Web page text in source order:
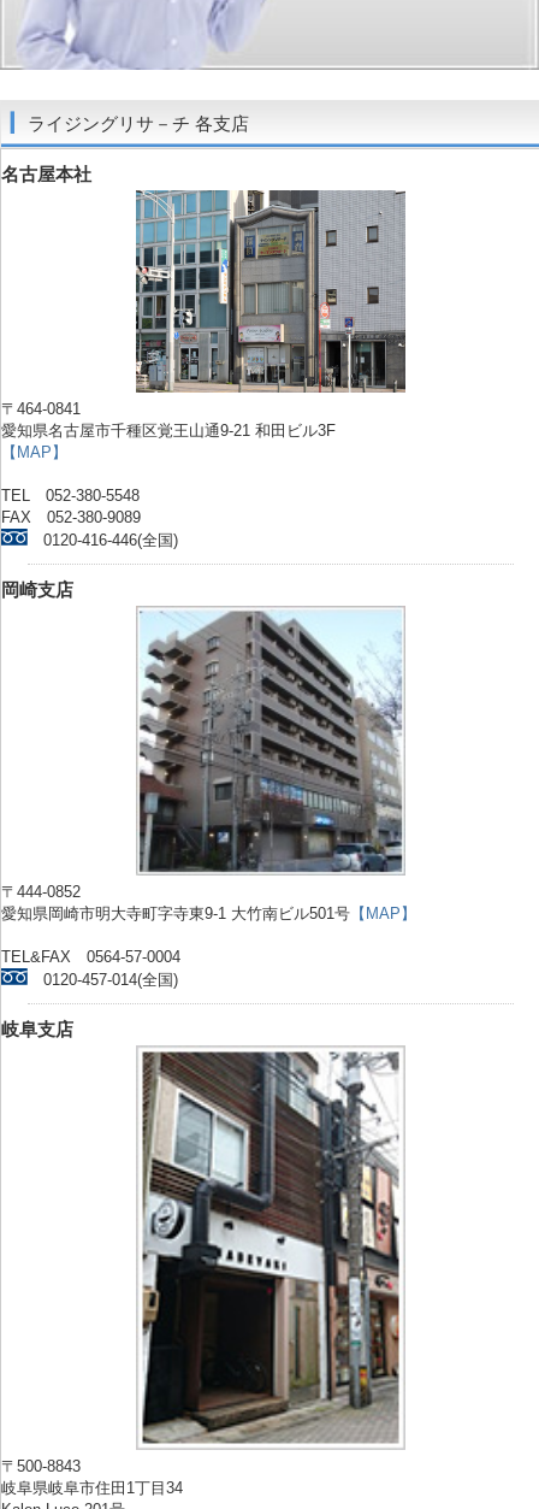
ライジングリサ－チ 各支店
名古屋本社
〒464-0841
愛知県名古屋市千種区覚王山通9-21 和田ビル3F
【MAP】
TEL 052-380-5548
FAX 052-380-9089
0120-416-446(全国)
岡崎支店
〒444-0852
愛知県岡崎市明大寺町字寺東9-1 大竹南ビル501号 【MAP】
TEL&FAX 0564-57-0004
0120-457-014(全国)
岐阜支店
〒500-8843
岐阜県岐阜市住田1丁目34